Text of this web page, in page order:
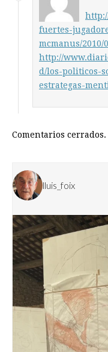
fuertes-
mcmanus/2010/
http://
d/los-politicos-
estrategas-
Comentarios cerrados.
lluis_foix